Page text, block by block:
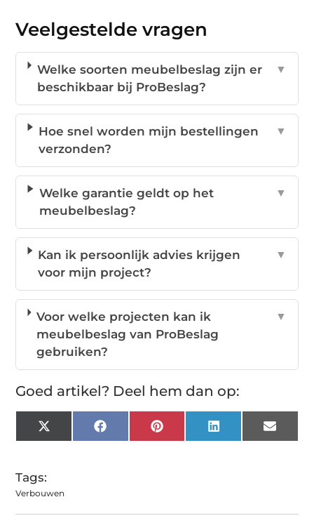
Veelgestelde vragen
Welke soorten meubelbeslag zijn er
beschikbaar bij ProBeslag?
▼
Hoe snel worden mijn bestellingen
verzonden?
▼
Welke garantie geldt op het
meubelbeslag?
▼
Kan ik persoonlijk advies krijgen
voor mijn project?
▼
Voor welke projecten kan ik
meubelbeslag van ProBeslag
gebruiken?
▼
Goed artikel? Deel hem dan op:
X
(Twitter)
FacebookPinterest LinkedIn Email
Tags:
Verbouwen